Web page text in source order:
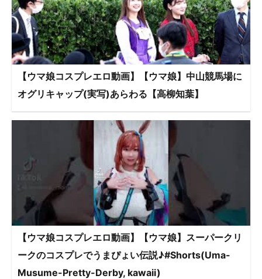
【ウマ娘コスプレエロ動画】【ウマ娘】中山競馬場に
オグリキャップ(実写)あらわる【高柳知葉】
【ウマ娘コスプレエロ動画】【ウマ娘】スーパークリ
ークのコスプレでうまぴょい伝説♪#Shorts(Uma-
Musume-Pretty-Derby, kawaii)